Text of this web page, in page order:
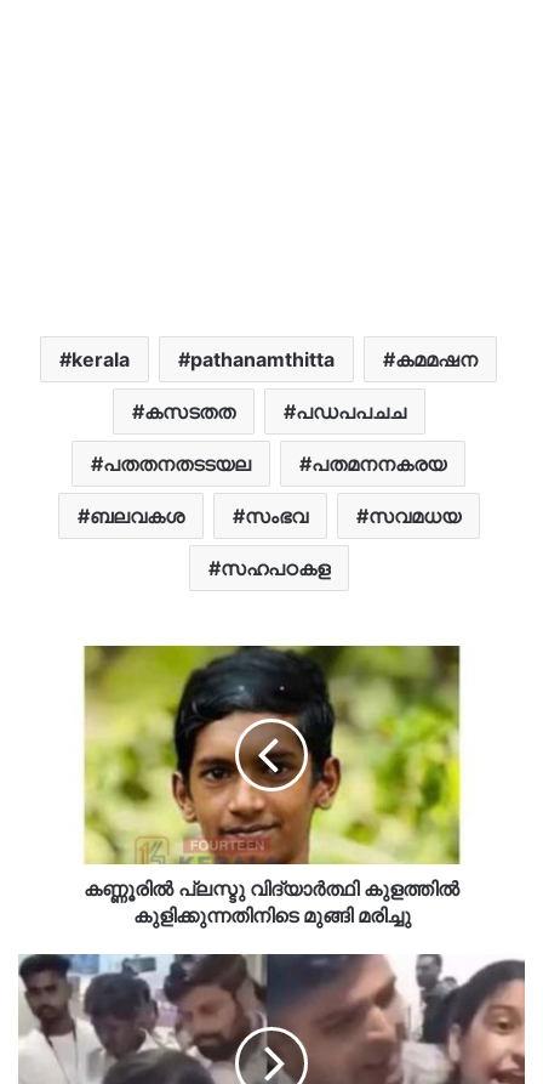
kerala pathanamthitta കമമഷന
കസടതത പഡപപചച
പതതനതടടയല പതമനനകരയ
ബലവകശ സംഭവ സവമധയ
സഹപഠകള
കണ്ണൂരിൽ പ്ലസ്ടു വിദ്യാർത്ഥി കുളത്തിൽ
കുളിക്കുന്നതിനിടെ മുങ്ങി മരിച്ചു